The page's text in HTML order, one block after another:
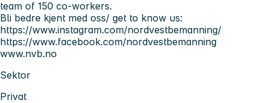
team of 150 co-workers.
Bli bedre kjent med oss/ get to know us:
https://www.instagram.com/nordvestbemanning/
https://www.facebook.com/nordvestbemanning
www.nvb.no
Sektor
Privat